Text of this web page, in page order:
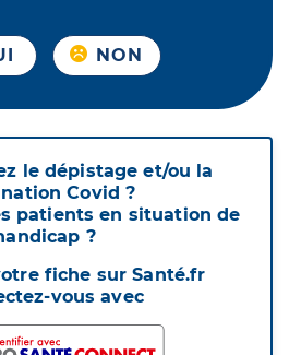
NON
le dépistage et/ou la
Covid ?
patients en situation de
?
fiche sur Santé.fr
vous avec